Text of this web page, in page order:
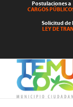
Postulaciones a
CARGOS
Solicitud de
LEY DE